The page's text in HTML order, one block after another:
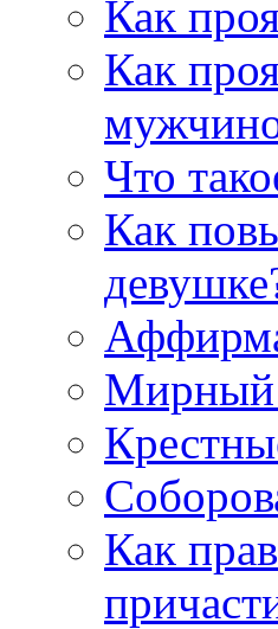
Как
Как
Что
Как
Мирный
Как